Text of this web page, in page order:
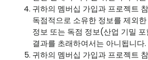
귀하의 멤버십 가입과 프로젝트
독점적으로 소유한 정보를 제외
정보 또는 독점 정보(산업 기밀
결과를 초래하여서는 아니됩니다.
귀하의 멤버십 가입과 프로젝트